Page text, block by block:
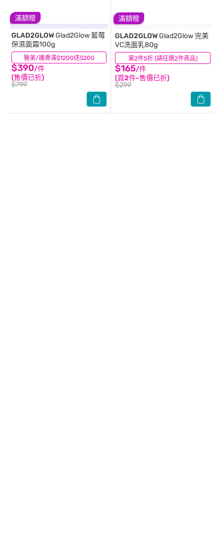
滿額贈
醫美/護膚滿$1200送$200
GLAD2GLOWGlad2Glow 藍莓
保濕面霜100g
$390/件
(售價已折)
$799
(0)
滿額贈
第2件5折 (請任選2件商品)
GLAD2GLOWGlad2Glow 完美
VC洗面乳80g
$165/件
(買2件-售價已折)
$299
(0)